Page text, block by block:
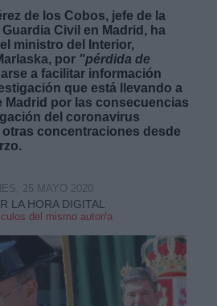
de los Cobos, jefe de la
Civil en Madrid, ha
ministro del Interior,
por "pérdida de
a facilitar información
que está llevando a
Madrid por las consecuencias
del coronavirus
otras concentraciones desde
LA HORA DIGITAL
del mismo autor/a
25 MAYO 2020